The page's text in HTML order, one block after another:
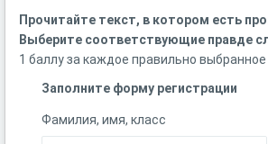
Прочитайте текст, в котором есть
Выберите соответствующие правде
1 баллу за каждое правильно
Заполните форму регистрации
Фамилия, имя, класс